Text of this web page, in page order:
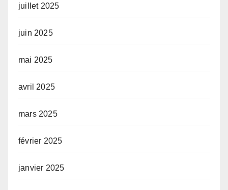
juillet 2025
juin 2025
mai 2025
avril 2025
mars 2025
février 2025
janvier 2025